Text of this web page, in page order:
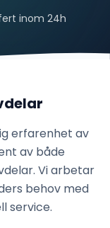
inom 24h
erfarenhet av
av både
Vi arbetar
behov med
service.